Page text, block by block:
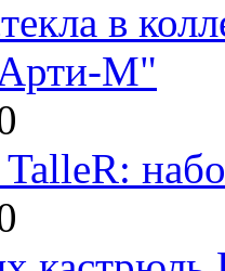
в
М"